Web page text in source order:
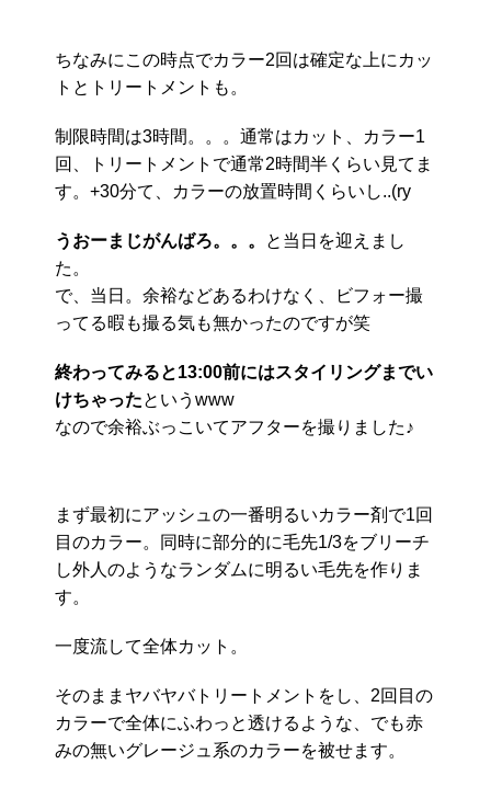
ちなみにこの時点でカラー2回は確定な上にカッ
トとトリートメントも。
制限時間は3時間。。。通常はカット、カラー1
回、トリートメントで通常2時間半くらい見てま
す。+30分て、カラーの放置時間くらいし..(ry
うおーまじがんばろ。。。
と当日を迎えまし
た。
で、当日。余裕などあるわけなく、ビフォー撮
ってる暇も撮る気も無かったのですが笑
終わってみると13:00前にはスタイリングまでい
けちゃったというwww
なので余裕ぶっこいてアフターを撮りました♪
まず最初にアッシュの一番明るいカラー剤で1回
目のカラー。同時に部分的に毛先1/3をブリーチ
し外人のようなランダムに明るい毛先を作りま
す。
一度流して全体カット。
そのままヤバヤバトリートメントをし、2回目の
カラーで全体にふわっと透けるような、でも赤
みの無いグレージュ系のカラーを被せます。